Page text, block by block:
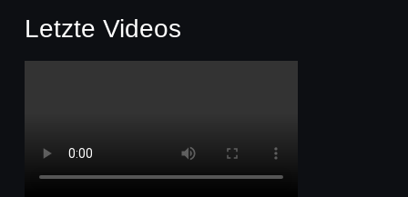
Letzte Videos